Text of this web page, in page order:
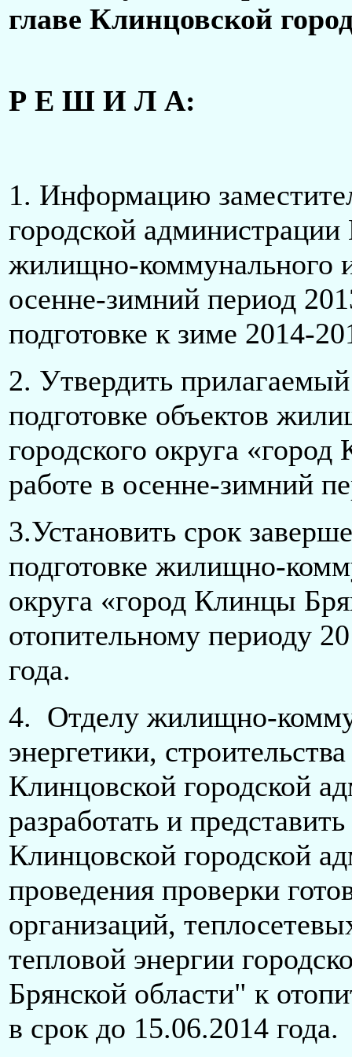
главе Клинцовской
Р Е Ш И Л А:
1. Информацию
городской
жилищно-коммунального
осенне-зимний период
подготовке к зиме 2014-
2. Утвердить
подготовке объектов
городского округа
работе в осенне-зимний
3.Установить срок
подготовке жилищно-
округа «город Клинцы
отопительному периоду
года.
4. Отделу жилищно-
энергетики,
Клинцовской городской
разработать и
Клинцовской городской
проведения проверки
организаций,
тепловой энергии
Брянской области" к
в срок до 15.06.2014